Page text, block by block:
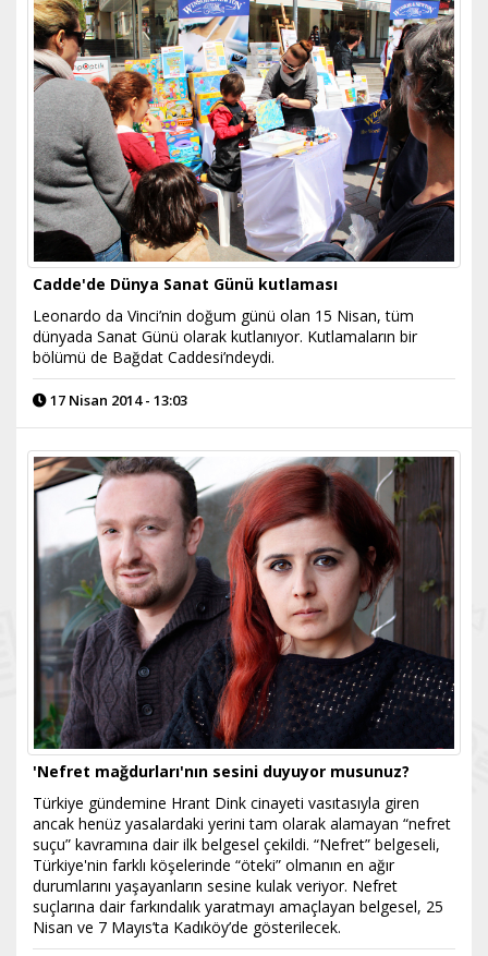
Cadde'de Dünya Sanat Günü kutlaması
Leonardo da Vinci’nin doğum günü olan 15 Nisan, tüm
dünyada Sanat Günü olarak kutlanıyor. Kutlamaların bir
bölümü de Bağdat Caddesi’ndeydi.
17 Nisan 2014 - 13:03
'Nefret mağdurları'nın sesini duyuyor musunuz?
Türkiye gündemine Hrant Dink cinayeti vasıtasıyla giren
ancak henüz yasalardaki yerini tam olarak alamayan “nefret
suçu” kavramına dair ilk belgesel çekildi. “Nefret” belgeseli,
Türkiye'nin farklı köşelerinde “öteki” olmanın en ağır
durumlarını yaşayanların sesine kulak veriyor. Nefret
suçlarına dair farkındalık yaratmayı amaçlayan belgesel, 25
Nisan ve 7 Mayıs’ta Kadıköy’de gösterilecek.